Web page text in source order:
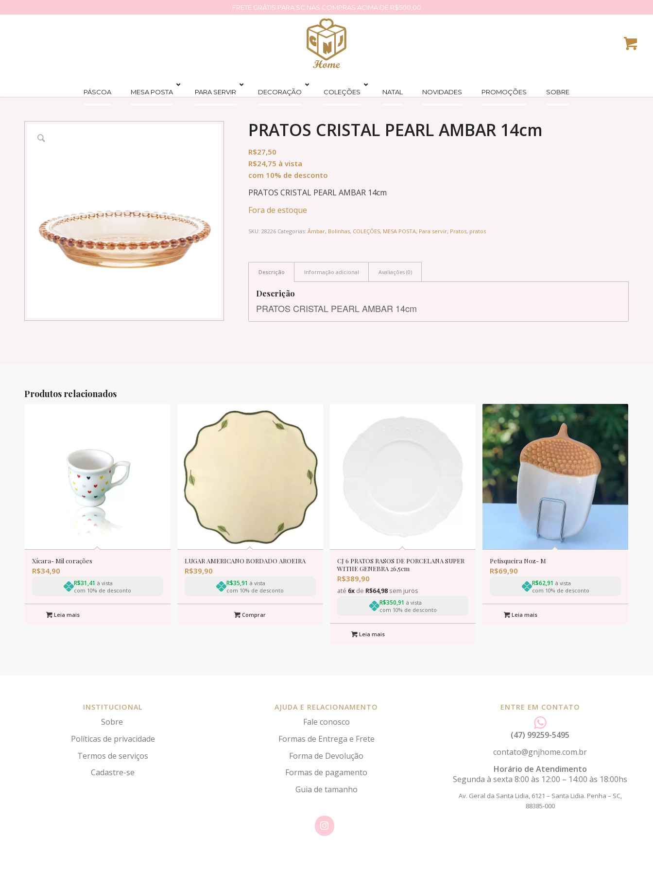
FRETE GRÁTIS PARA SC NAS COMPRAS ACIMA DE R$500,00
PÁSCOA MESA POSTA PARA SERVIR DECORAÇÃO COLEÇÕES NATAL NOVIDADES PROMOÇÕES SOBRE
PRATOS CRISTAL PEARL AMBAR 14cm
R$27,50
R$24,75 à vista
com 10% de desconto
PRATOS CRISTAL PEARL AMBAR 14cm
Fora de estoque
SKU: 28226 Categorias: Âmbar, Bolinhas, COLEÇÕES, MESA POSTA, Para servir, Pratos, pratos
Descrição Informação adicional Avaliações (0)
Descrição
PRATOS CRISTAL PEARL AMBAR 14cm
Produtos relacionados
Xícara- Mil corações
R$34,90
R$31,41 à vista
com 10% de desconto
Leia mais
LUGAR AMERICANO BORDADO AROEIRA
R$39,90
R$35,91 à vista
com 10% de desconto
Comprar
CJ 6 PRATOS RASOS DE PORCELANA SUPER
WITHE GENEBRA 26,5cm
R$389,90
até 6x de R$64,98 sem juros
R$350,91 à vista
com 10% de desconto
Leia mais
Petisqueira Noz- M
R$69,90
R$62,91 à vista
com 10% de desconto
Leia mais
INSTITUCIONAL
Sobre
Políticas de privacidade
Termos de serviços
Cadastre-se
AJUDA E RELACIONAMENTO
Fale conosco
Formas de Entrega e Frete
Forma de Devolução
Formas de pagamento
Guia de tamanho
ENTRE EM CONTATO
(47) 99259-5495
contato@gnjhome.com.br
Horário de Atendimento
Segunda à sexta 8:00 às 12:00 – 14:00 às 18:00hs
Av. Geral da Santa Lidia, 6121 – Santa Lidia. Penha – SC,
88385-000